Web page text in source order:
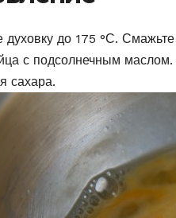
духовку до 175 °С.
с подсолнечным
сахара.